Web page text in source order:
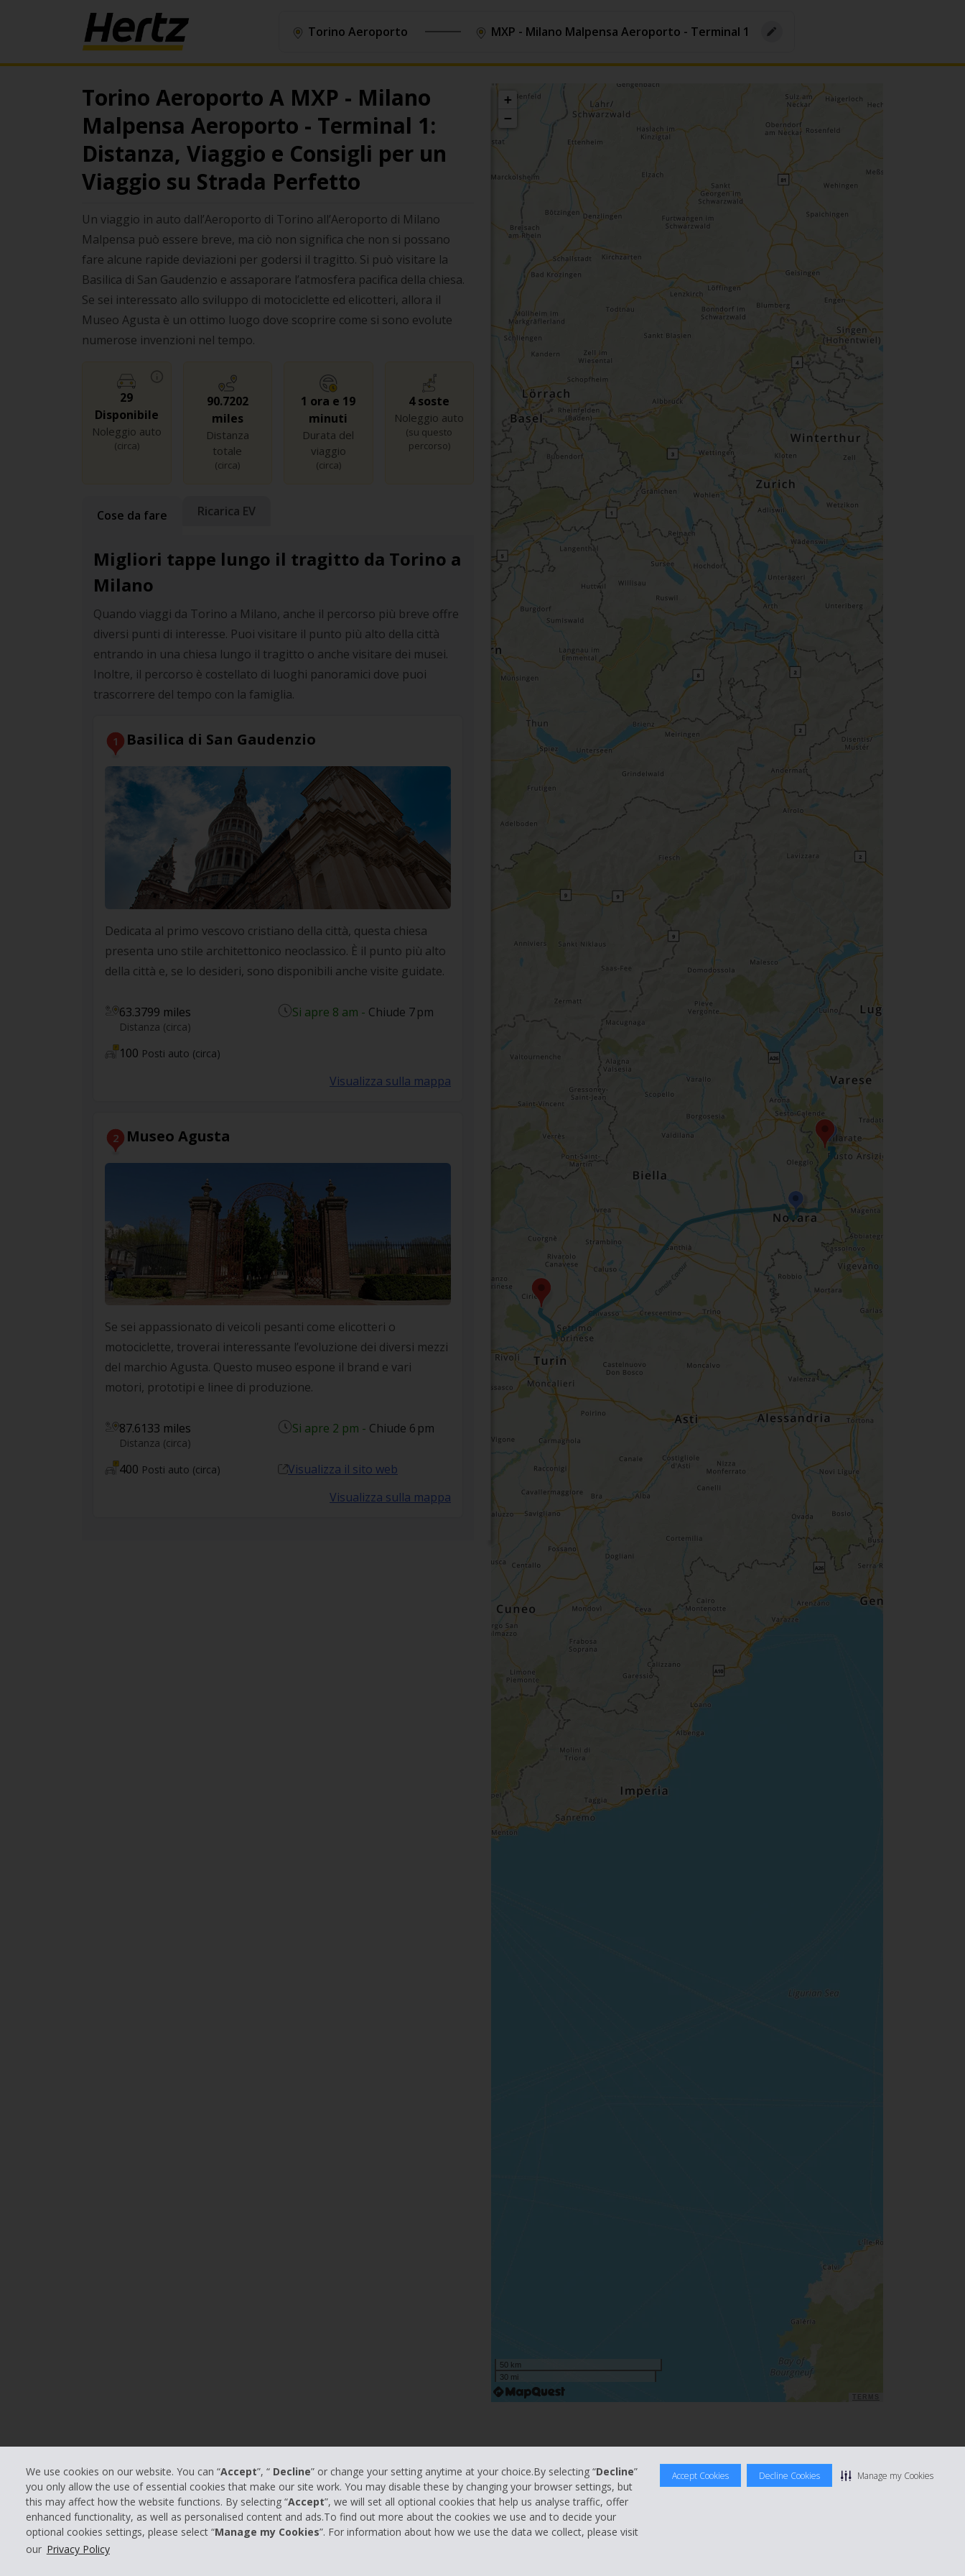
We use cookies on our website. You can “Accept”, “ Decline” or change your setting anytime at your choice.By selecting “Decline”
you only allow the use of essential cookies that make our site work. You may disable these by changing your browser settings, but
this may affect how the website functions. By selecting “Accept”, we will set all optional cookies that help us analyse traffic, offer
enhanced functionality, as well as personalised content and ads.To find out more about the cookies we use and to decide your
optional cookies settings, please select “Manage my Cookies”. For information about how we use the data we collect, please visit
our Privacy Policy
Accept Cookies Decline Cookies Manage my Cookies
Torino Aeroporto MXP - Milano Malpensa Aeroporto - Terminal 1
Torino Aeroporto A MXP - Milano
Malpensa Aeroporto - Terminal 1:
Distanza, Viaggio e Consigli per un
Viaggio su Strada Perfetto
Un viaggio in auto dall’Aeroporto di Torino all’Aeroporto di Milano
Malpensa può essere breve, ma ciò non significa che non si possano
fare alcune rapide deviazioni per godersi il tragitto. Si può visitare la
Basilica di San Gaudenzio e assaporare l’atmosfera pacifica della chiesa.
Se sei interessato allo sviluppo di motociclette ed elicotteri, allora il
Museo Agusta è un ottimo luogo dove scoprire come si sono evolute
numerose invenzioni nel tempo.
29
Disponibile
Noleggio auto
(circa)
90.7202
miles
Distanza
totale
(circa)
1 ora e 19
minuti
Durata del
viaggio
(circa)
4 soste
Noleggio auto
(su questo
percorso)
Cose da fare Ricarica EV
Migliori tappe lungo il tragitto da Torino a
Milano
Quando viaggi da Torino a Milano, anche il percorso più breve offre
diversi punti di interesse. Puoi visitare il punto più alto della città
entrando in una chiesa lungo il tragitto o anche visitare dei musei.
Inoltre, il percorso è costellato di luoghi panoramici dove puoi
trascorrere del tempo con la famiglia.
1 Basilica di San Gaudenzio
Dedicata al primo vescovo cristiano della città, questa chiesa
presenta uno stile architettonico neoclassico. È il punto più alto
della città e, se lo desideri, sono disponibili anche visite guidate.
63.3799 miles
Distanza (circa)
Si apre 8 am - Chiude 7 pm
100 Posti auto (circa)
Visualizza sulla mappa
2 Museo Agusta
Se sei appassionato di veicoli pesanti come elicotteri o
motociclette, troverai interessante l’evoluzione dei diversi mezzi
del marchio Agusta. Questo museo espone il brand e vari
motori, prototipi e linee di produzione.
87.6133 miles
Distanza (circa)
Si apre 2 pm - Chiude 6 pm
400 Posti auto (circa)
Visualizza il sito web
Visualizza sulla mappa
+
−
50 km
30 mi
Cosa guidare
Scegli un viaggio sostenibile con veicoli elettrici a zero emissioni, riducendo l’inquinamento e la dipendenza dai combustibili fossili.
Risparmia su carburante e costi di manutenzione con il noleggio di auto elettriche Hertz.